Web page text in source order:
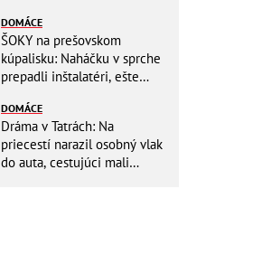
priznal
DOMÁCE
ŠOKY na prešovskom
kúpalisku: Naháčku v sprche
prepadli inštalatéri, ešte
BAZÉNE
DOMÁCE
Dráma v Tatrách: Na
priecestí narazil osobný vlak
do auta, cestujúci mali